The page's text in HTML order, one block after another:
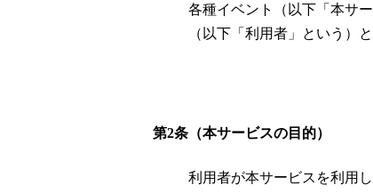
各種イベント（以下「本サ
（以下「利用者」という）
第2条（本サービスの目的）
利用者が本サービスを利用